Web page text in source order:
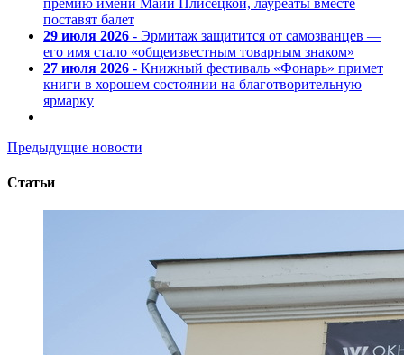
поставят балет
29 июля 2026 - Эрмитаж защитится от самозванцев —
его имя стало «общеизвестным товарным знаком»
27 июля 2026 - Книжный фестиваль «Фонарь» примет
книги в хорошем состоянии на благотворительную
ярмарку
Предыдущие новости
Статьи